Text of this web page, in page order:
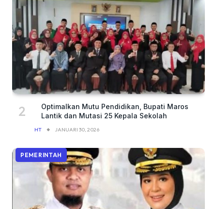
Optimalkan Mutu Pendidikan, Bupati Maros
Lantik dan Mutasi 25 Kepala Sekolah
HT JANUARI 30, 2026
PEMERINTAH